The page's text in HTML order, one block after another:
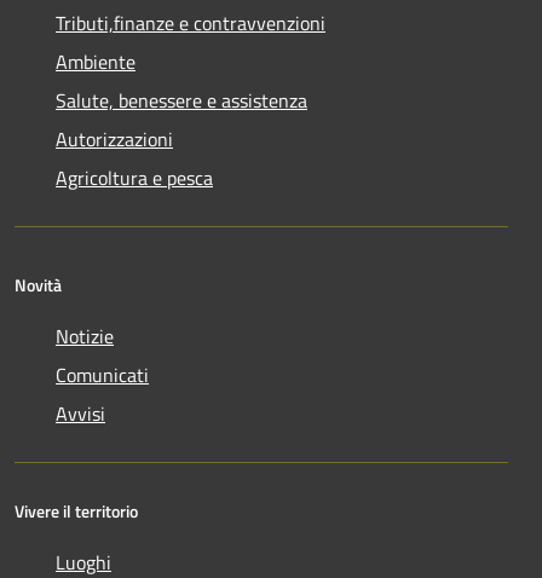
Tributi,finanze e contravvenzioni
Ambiente
Salute, benessere e assistenza
Autorizzazioni
Agricoltura e pesca
Novità
Notizie
Comunicati
Avvisi
Vivere il territorio
Luoghi